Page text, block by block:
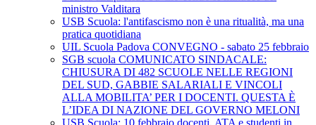
ministro Valditara
USB Scuola: l'antifascismo non è una ritualità, ma una
pratica quotidiana
UIL Scuola Padova CONVEGNO - sabato 25 febbraio
SGB scuola COMUNICATO SINDACALE:
CHIUSURA DI 482 SCUOLE NELLE REGIONI
DEL SUD, GABBIE SALARIALI E VINCOLI
ALLA MOBILITA’ PER I DOCENTI. QUESTA È
L’IDEA DI NAZIONE DEL GOVERNO MELONI